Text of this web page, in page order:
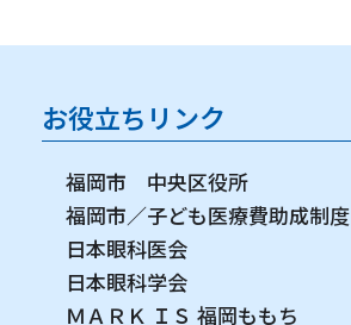
お役立ちリンク
福岡市 中央区役所
福岡市／子ども医療費助成制度
日本眼科医会
日本眼科学会
ＭＡＲＫ ＩＳ 福岡ももち